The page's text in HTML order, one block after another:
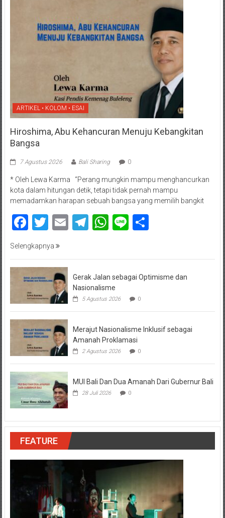
ARTIKEL • KOLOM • ESAI
Hiroshima, Abu Kehancuran Menuju Kebangkitan
Bangsa
7 Agustus 2026 Bali Sharing 0
* Oleh Lewa Karma “Perang mungkin mampu menghancurkan
kota dalam hitungan detik, tetapi tidak pernah mampu
memadamkan harapan sebuah bangsa yang memilih bangkit
Facebook
Twitter
EmailTelegram
WhatsApp
LineShare
Selengkapnya
Gerak Jalan sebagai Optimisme dan
Nasionalisme
5 Agustus 2026 0
Merajut Nasionalisme Inklusif sebagai
Amanah Proklamasi
2 Agustus 2026 0
MUI Bali Dan Dua Amanah Dari Gubernur Bali
28 Juli 2026 0
FEATURE